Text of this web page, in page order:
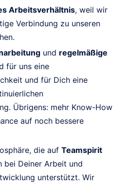
Arbeitsverhältnis, weil wir
Verbindung zu unseren
und regelmäßige
für uns eine
und für Dich eine
Übrigens: mehr Know-How
auf noch bessere
die auf Teamspirit
bei Deiner Arbeit und
unterstützt. Wir